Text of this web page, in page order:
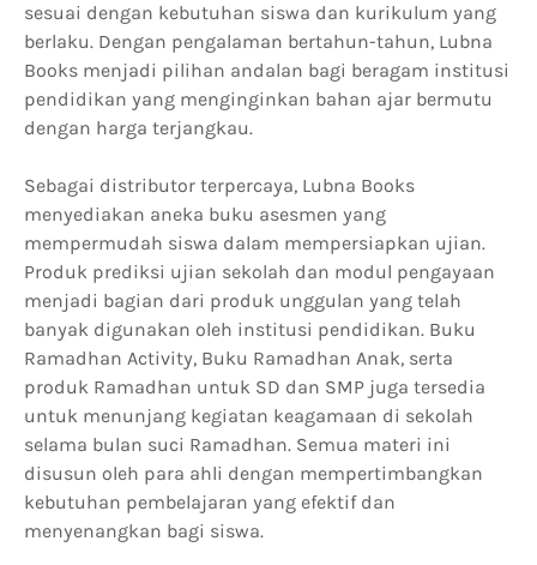
sesuai dengan kebutuhan siswa dan kurikulum yang
berlaku. Dengan pengalaman bertahun-tahun, Lubna
Books menjadi pilihan andalan bagi beragam institusi
pendidikan yang menginginkan bahan ajar bermutu
dengan harga terjangkau.
Sebagai distributor terpercaya, Lubna Books
menyediakan aneka buku asesmen yang
mempermudah siswa dalam mempersiapkan ujian.
Produk prediksi ujian sekolah dan modul pengayaan
menjadi bagian dari produk unggulan yang telah
banyak digunakan oleh institusi pendidikan. Buku
Ramadhan Activity, Buku Ramadhan Anak, serta
produk Ramadhan untuk SD dan SMP juga tersedia
untuk menunjang kegiatan keagamaan di sekolah
selama bulan suci Ramadhan. Semua materi ini
disusun oleh para ahli dengan mempertimbangkan
kebutuhan pembelajaran yang efektif dan
menyenangkan bagi siswa.